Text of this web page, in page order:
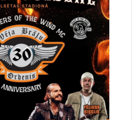
Puškundzis (e-pasta adrese:
).
iesniegt sūdzības par personas
valsts inspekcijai( www.dvi.gov.lv
tā personas datu apstrāde pārkāpj
saskaņā ar piemērojamajiem